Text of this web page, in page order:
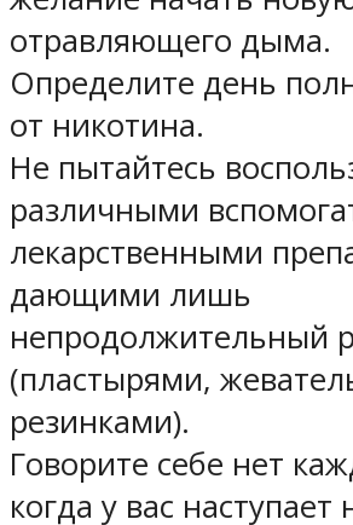
отравляющего дыма.
Определите день
от никотина.
Не пытайтесь
различными
лекарственными
дающими лишь
непродолжительный
(пластырями,
резинками).
Говорите себе нет
когда у вас наступает